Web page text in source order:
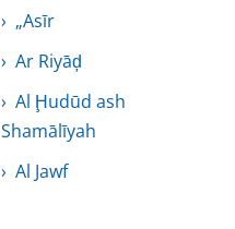
„Asīr
Ar Riyāḑ
Al Ḩudūd ash
Shamālīyah
Al Jawf